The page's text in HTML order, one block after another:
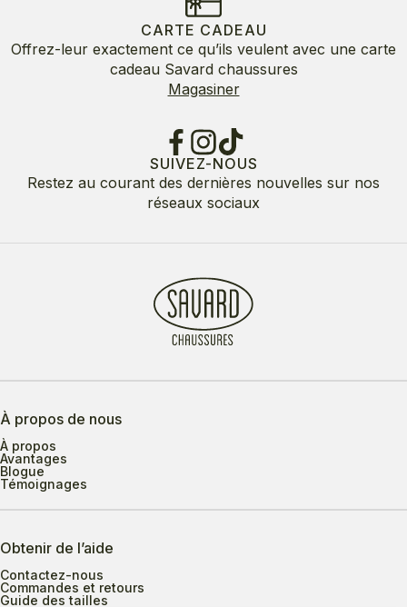
CARTE CADEAU
Offrez-leur exactement ce qu’ils veulent avec une carte
cadeau Savard chaussures
Magasiner
SUIVEZ-NOUS
Restez au courant des dernières nouvelles sur nos
réseaux sociaux
À propos de nous
À propos
Avantages
Blogue
Témoignages
Obtenir de l’aide
Contactez-nous
Commandes et retours
Guide des tailles